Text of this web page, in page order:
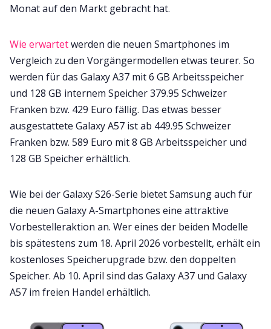
Monat auf den Markt gebracht hat.
Wie erwartetwerden die neuen Smartphones im
Vergleich zu den Vorgängermodellen etwas teurer. So
werden für das Galaxy A37 mit 6 GB Arbeitsspeicher
und 128 GB internem Speicher 379.95 Schweizer
Franken bzw. 429 Euro fällig. Das etwas besser
ausgestattete Galaxy A57 ist ab 449.95 Schweizer
Franken bzw. 589 Euro mit 8 GB Arbeitsspeicher und
128 GB Speicher erhältlich.
Wie bei der Galaxy S26-Serie bietet Samsung auch für
die neuen Galaxy A-Smartphones eine attraktive
Vorbestelleraktion an. Wer eines der beiden Modelle
bis spätestens zum 18. April 2026 vorbestellt, erhält ein
kostenloses Speicherupgrade bzw. den doppelten
Speicher. Ab 10. April sind das Galaxy A37 und Galaxy
A57 im freien Handel erhältlich.